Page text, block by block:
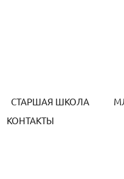
СТАРШАЯ ШКОЛА
КОНТАКТЫ